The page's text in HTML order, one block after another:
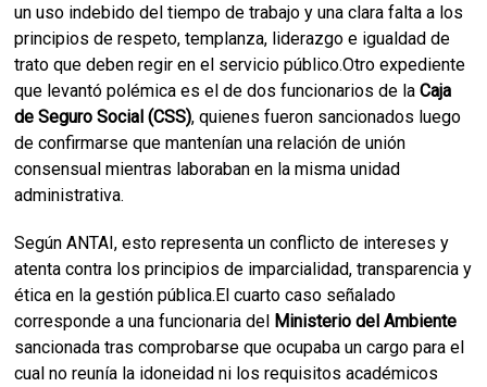
un uso indebido del tiempo de trabajo y una clara falta a los
principios de respeto, templanza, liderazgo e igualdad de
trato que deben regir en el servicio público.Otro expediente
que levantó polémica es el de dos funcionarios de laCaja
de Seguro Social (CSS), quienes fueron sancionados luego
de confirmarse que mantenían una relación de unión
consensual mientras laboraban en la misma unidad
administrativa.
Según ANTAI, esto representa un conflicto de intereses y
atenta contra los principios de imparcialidad, transparencia y
ética en la gestión pública.El cuarto caso señalado
corresponde a una funcionaria del Ministerio del Ambiente
sancionada tras comprobarse que ocupaba un cargo para el
cual no reunía la idoneidad ni los requisitos académicos